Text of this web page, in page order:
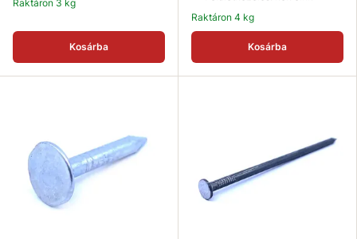
Raktáron 3 kg
Kosárba
Raktáron 4 kg
Kosárba